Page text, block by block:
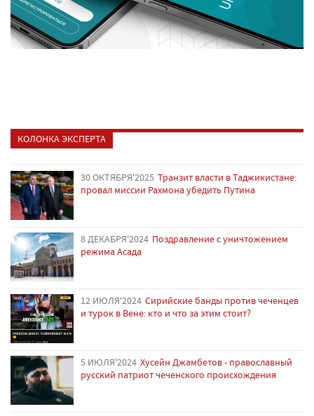
КОЛОНКА ЭКСПЕРТА
30 ОКТЯБРЯ'2025 Транзит власти в Таджикистане:
провал миссии Рахмона убедить Путина
8 ДЕКАБРЯ'2024 Поздравление с уничтожением
режима Асада
12 ИЮЛЯ'2024 Сирийские банды против чеченцев
и турок в Вене: кто и что за этим стоит?
5 ИЮЛЯ'2024 Хусейн Джамбетов - православный
русский патриот чеченского происхождения